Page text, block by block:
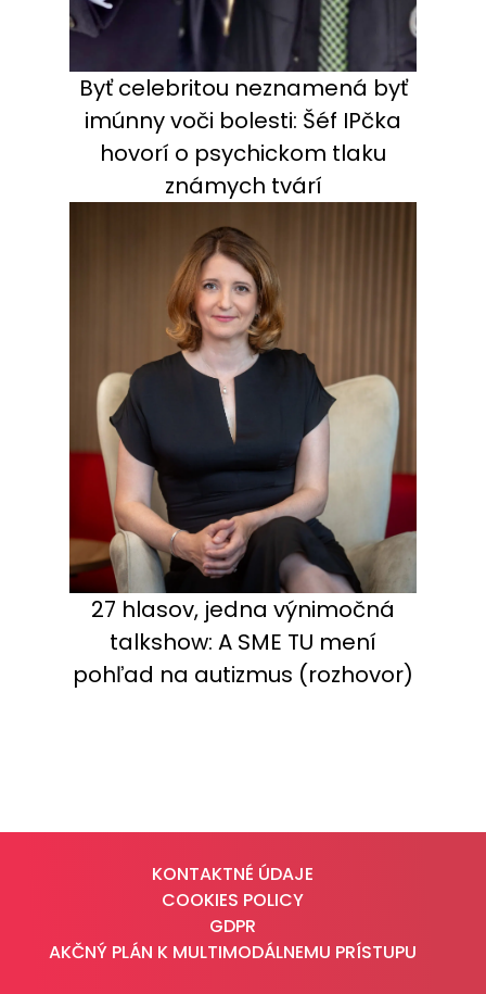
Byť celebritou neznamená byť
imúnny voči bolesti: Šéf IPčka
hovorí o psychickom tlaku
známych tvárí
27 hlasov, jedna výnimočná
talkshow: A SME TU mení
pohľad na autizmus (rozhovor)
KONTAKTNÉ ÚDAJE
COOKIES POLICY
GDPR
AKČNÝ PLÁN K MULTIMODÁLNEMU PRÍSTUPU